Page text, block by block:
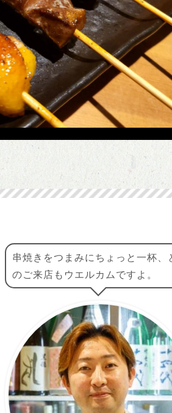
串焼きをつまみにちょっと一杯、
のご来店もウエルカムですよ。